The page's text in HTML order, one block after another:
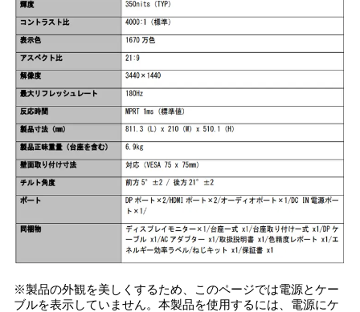
※製品の外観を美しくするため、このページでは電源とケー
ブルを表示していません。本製品を使用するには、電源にケ